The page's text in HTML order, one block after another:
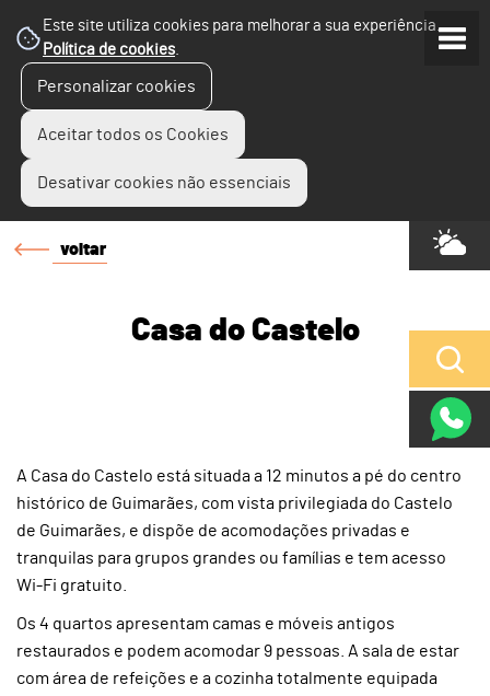
Este site utiliza cookies para melhorar a sua experiência.
Política de cookies.
Personalizar cookies
Aceitar todos os Cookies
Desativar cookies não essenciais
voltar
Casa do Castelo
A Casa do Castelo está situada a 12 minutos a pé do centro
histórico de Guimarães, com vista privilegiada do Castelo
de Guimarães, e dispõe de acomodações privadas e
tranquilas para grupos grandes ou famílias e tem acesso
Wi-Fi gratuito.
Os 4 quartos apresentam camas e móveis antigos
restaurados e podem acomodar 9 pessoas. A sala de estar
com área de refeições e a cozinha totalmente equipada